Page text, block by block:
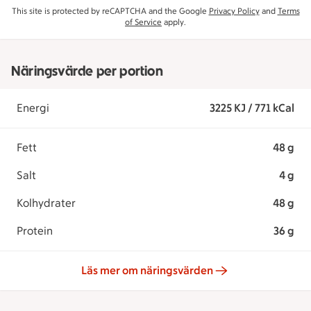
This site is protected by reCAPTCHA and the Google Privacy Policyand Terms
of Service apply.
Näringsvärde per portion
Energi 3225 KJ / 771 kCal
Fett 48 g
Salt 4 g
Kolhydrater 48 g
Protein 36 g
Läs mer om näringsvärden